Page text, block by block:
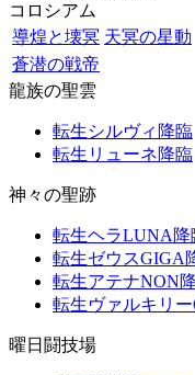
コロシアム
導煌と壊冥 天冥の星動
蒼潜の戦帝
龍族の聖雲
転生シルヴィ降臨
転生リューネ降臨
神々の聖跡
転生ヘラLUNA降
転生ゼウスGIGA
転生アテナNON
転生ヴァルキリ
曜日闘技場